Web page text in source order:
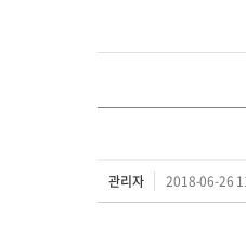
관리자 2018-06-26